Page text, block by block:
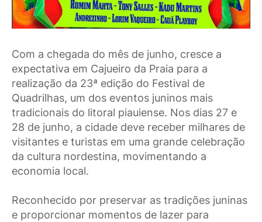
Com a chegada do mês de junho, cresce a
expectativa em Cajueiro da Praia para a
realização da 23ª edição do Festival de
Quadrilhas, um dos eventos juninos mais
tradicionais do litoral piauiense. Nos dias 27 e
28 de junho, a cidade deve receber milhares de
visitantes e turistas em uma grande celebração
da cultura nordestina, movimentando a
economia local.
Reconhecido por preservar as tradições juninas
e proporcionar momentos de lazer para